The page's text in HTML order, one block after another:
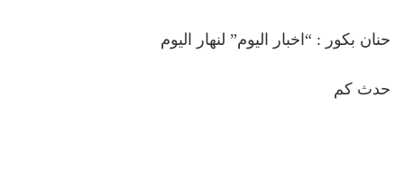
حنان بكور : “اخبار اليوم” لنهار اليوم
حدث كم